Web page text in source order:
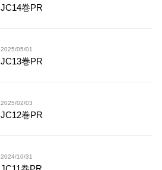
JC14巻PR
2025/05/01
JC13巻PR
2025/02/03
JC12巻PR
2024/10/31